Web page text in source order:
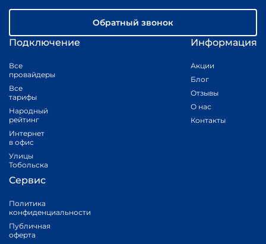
Подключение
Все
провайдеры
Все
тарифы
Народный
рейтинг
Интернет
в офис
Улицы
Тобольска
Информация
Акции
Блог
Отзывы
О нас
Контакты
Сервис
Политика
конфиденциальности
Публичная
оферта
Обратный звонок